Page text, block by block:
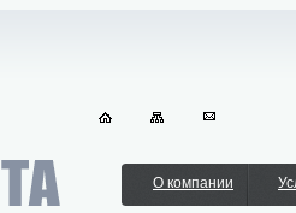
О компании